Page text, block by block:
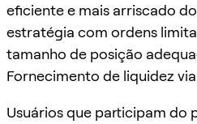
eficiente e mais arriscado
estratégia com ordens
tamanho de posição
Fornecimento de liquidez
Usuários que participam do